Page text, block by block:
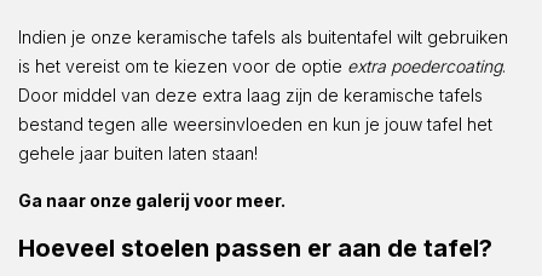
Indien je onze keramische tafels als buitentafel wilt gebruiken
is het vereist om te kiezen voor de optie extra poedercoating.
Door middel van deze extra laag zijn de keramische tafels
bestand tegen alle weersinvloeden en kun je jouw tafel het
gehele jaar buiten laten staan!
Ga naar onze galerij voor meer.
Hoeveel stoelen passen er aan de tafel?